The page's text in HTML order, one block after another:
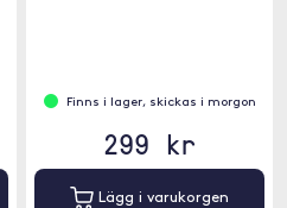
Finns i lager, skickas i morgon
299 kr
Lägg i varukorgen